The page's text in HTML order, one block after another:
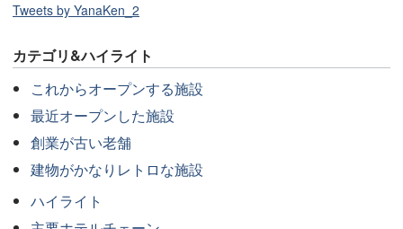
Tweets by YanaKen_2
カテゴリ&ハイライト
これからオープンする施設
最近オープンした施設
創業が古い老舗
建物がかなりレトロな施設
ハイライト